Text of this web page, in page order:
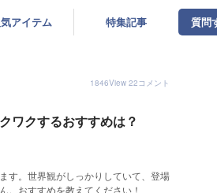
気アイテム 特集記事 質問
1846View 22コメント
ワクするおすすめは？
す。世界観がしっかりしていて、登場
。おすすめを教えてください！